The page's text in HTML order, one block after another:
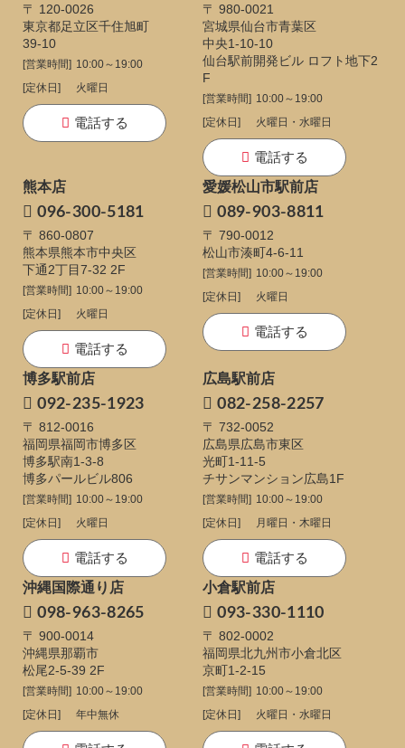
〒 120-0026
東京都足立区千住旭町
39-10
[営業時間] 10:00～19:00
[定休日]
火曜日
電話する
〒 980-0021
宮城県仙台市青葉区
中央1-10-10
仙台駅前開発ビル ロフト地下2
F
[営業時間] 10:00～19:00
[定休日]
火曜日・水曜日
電話する
熊本店
096-300-5181
〒 860-0807
熊本県熊本市中央区
下通2丁目7-32 2F
[営業時間] 10:00～19:00
[定休日]
火曜日
電話する
愛媛松山市駅前店
089-903-8811
〒 790-0012
松山市湊町4-6-11
[営業時間] 10:00～19:00
[定休日]
火曜日
電話する
博多駅前店
092-235-1923
〒 812-0016
福岡県福岡市博多区
博多駅南1-3-8
博多パールビル806
[営業時間] 10:00～19:00
[定休日]
火曜日
電話する
広島駅前店
082-258-2257
〒 732-0052
広島県広島市東区
光町1-11-5
チサンマンション広島1F
[営業時間] 10:00～19:00
[定休日]
月曜日・木曜日
電話する
沖縄国際通り店
098-963-8265
〒 900-0014
沖縄県那覇市
松尾2-5-39 2F
[営業時間] 10:00～19:00
[定休日]
年中無休
小倉駅前店
093-330-1110
〒 802-0002
福岡県北九州市小倉北区
京町1-2-15
[営業時間] 10:00～19:00
[定休日]
火曜日・水曜日